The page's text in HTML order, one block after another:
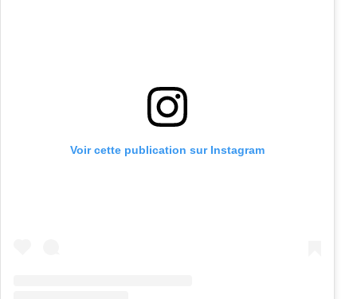
Voir cette publication sur Instagram